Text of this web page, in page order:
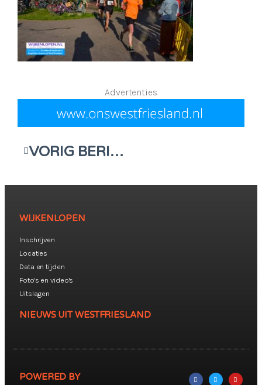
Advertenties
VORIG BERICHT
WIJKENLOPEN
Inschrijven
Locaties
Data en tijden
Foto's en video's
Uitslagen
NIEUWS UIT WESTFRIESLAND
POWERED BY